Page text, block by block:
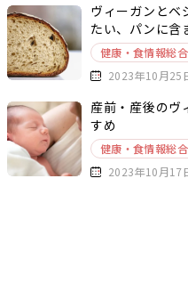
ヴィーガンとベ
たい、パンに含
健康・食情報総合
2023年10月25
産前・産後のヴ
すめ
健康・食情報総合
2023年10月17